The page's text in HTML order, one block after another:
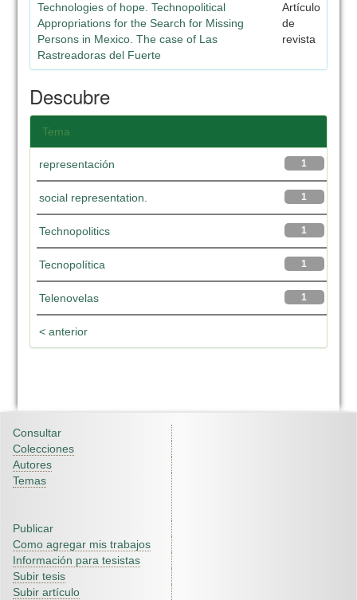
Technologies of hope. Technopolitical
Appropriations for the Search for Missing
Persons in Mexico. The case of Las
Rastreadoras del Fuerte
Artículo
de
revista
Descubre
Tema
1
representación
1
social representation.
1
Technopolitics
1
Tecnopolítica
1
Telenovelas
< anterior
Consultar
Colecciones
Autores
Temas
Publicar
Como agregar mis trabajos
Información para tesistas
Subir tesis
Subir artículo